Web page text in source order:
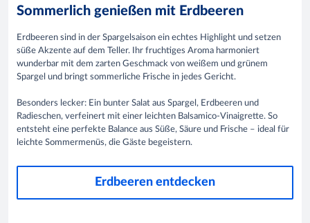
Sommerlich genießen mit Erdbeeren
Erdbeeren sind in der Spargelsaison ein echtes Highlight und setzen
süße Akzente auf dem Teller. Ihr fruchtiges Aroma harmoniert
wunderbar mit dem zarten Geschmack von weißem und grünem
Spargel und bringt sommerliche Frische in jedes Gericht.
Besonders lecker: Ein bunter Salat aus Spargel, Erdbeeren und
Radieschen, verfeinert mit einer leichten Balsamico-Vinaigrette. So
entsteht eine perfekte Balance aus Süße, Säure und Frische – ideal für
leichte Sommermenüs, die Gäste begeistern.​
Erdbeeren entdecken